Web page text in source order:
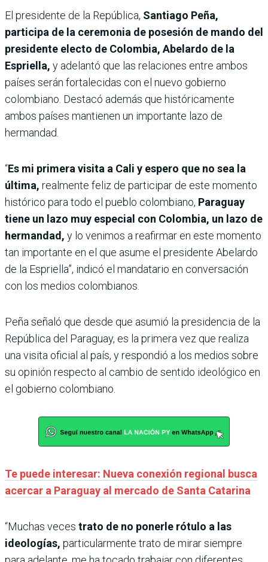
El presidente de la República, Santiago Peña,
participa de la ceremonia de posesión de mando del
presidente electo de Colombia, Abelardo de la
Espriella, y adelantó que las relaciones entre ambos
países serán fortalecidas con el nuevo gobierno
colombiano. Destacó además que históricamente
ambos países mantienen un importante lazo de
hermandad.
“Es mi primera visita a Cali y espero que no sea la
última, realmente feliz de participar de este momento
histórico para todo el pueblo colombiano, Paraguay
tiene un lazo muy especial con Colombia, un lazo de
hermandad, y lo venimos a reafirmar en este momento
tan importante en el que asume el presidente Abelardo
de la Espriella”, indicó el mandatario en conversación
con los medios colombianos.
Peña señaló que desde que asumió la presidencia de la
República del Paraguay, es la primera vez que realiza
una visita oficial al país, y respondió a los medios sobre
su opinión respecto al cambio de sentido ideológico en
el gobierno colombiano.
Te puede interesar: Nueva conexión regional busca
acercar a Paraguay al mercado de Santa Catarina
“Muchas veces trato de no ponerle rótulo a las
ideologías, particularmente trato de mirar siempre